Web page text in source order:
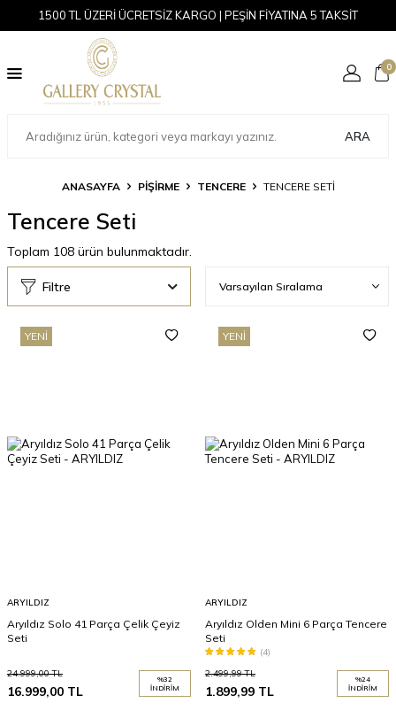
1500 TL ÜZERİ ÜCRETSİZ KARGO | PEŞİN FİYATINA 5 TAKSİT
ARA
0
ANASAYFA PİŞİRME TENCERE TENCERE SETI
Tencere Seti
Toplam 108 ürün bulunmaktadır.
Filtre
YENI
ARYILDIZ
Aryıldız Solo 41 Parça Çelik Çeyiz
Seti
24.999,00TL
16.999,00 TL
%32
İNDIRIM
YENI
ARYILDIZ
Aryıldız Olden Mini 6 Parça Tencere
Seti
(4)
2.499,99TL
1.899,99 TL
%24
İNDIRIM